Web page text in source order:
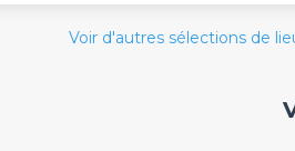
Voir d'autres sélections de